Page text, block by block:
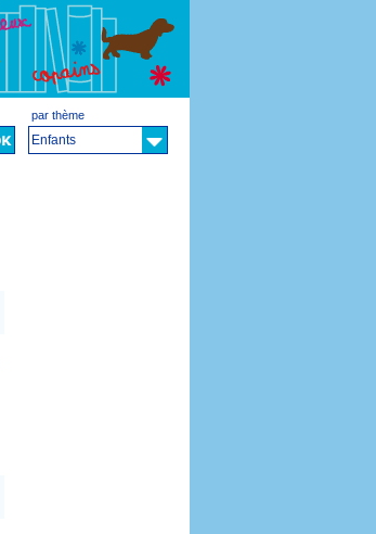
par thème
Enfants